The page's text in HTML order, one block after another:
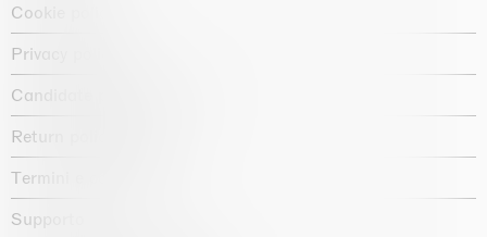
Cookie policy
Privacy policy
Candidate privacy notice
Return policy shop
Termini e condizioni
Supporto